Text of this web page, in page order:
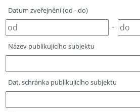
Datum zveřejnění (od - do)
-
Název publikujícího subjektu
Dat. schránka publikujícího subjektu